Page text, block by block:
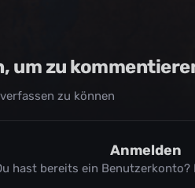
um zu
zu können
Anmelden
hast bereits ein Benutzerkonto?